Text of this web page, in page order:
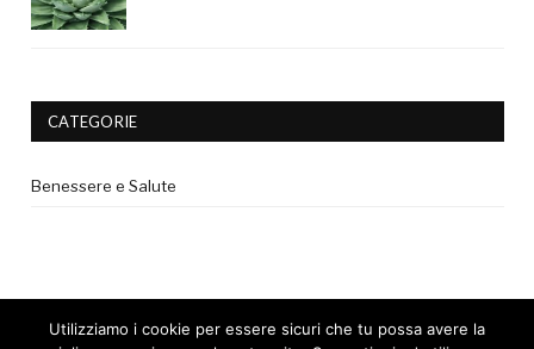
CATEGORIE
Benessere e Salute
Utilizziamo i cookie per essere sicuri che tu possa avere la